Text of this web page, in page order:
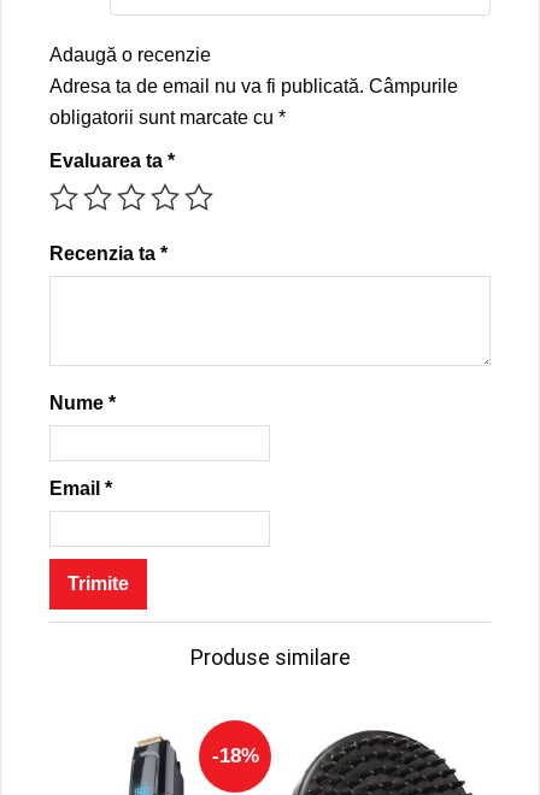
Adaugă o recenzie
Adresa ta de email nu va fi publicată. Câmpurile
obligatorii sunt marcate cu *
Evaluarea ta *
Recenzia ta *
Nume *
Email *
Produse similare
-18%